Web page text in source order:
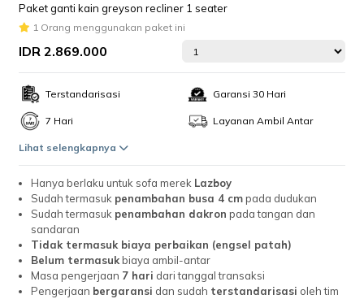
Paket ganti kain greyson recliner 1 seater
1 Orang menggunakan paket ini
IDR 2.869.000
Terstandarisasi Garansi 30 Hari
7 Hari Layanan Ambil Antar
Lihat selengkapnya
Hanya berlaku untuk sofa merek Lazboy
Sudah termasuk penambahan busa 4 cmpada dudukan
Sudah termasuk penambahan dakron pada tangan dan
sandaran
Tidak termasuk biaya perbaikan (engsel patah)
Belum termasuk biaya ambil-antar
Masa pengerjaan 7 hari dari tanggal transaksi
Pengerjaan bergaransi dan sudah terstandarisasi oleh tim